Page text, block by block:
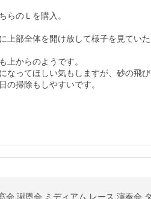
らのＬを購入。
上部全体を開け放して様子を見ていた
上からのようです。
なってほしい気もしますが、砂の飛び
の掃除もしやすいです。